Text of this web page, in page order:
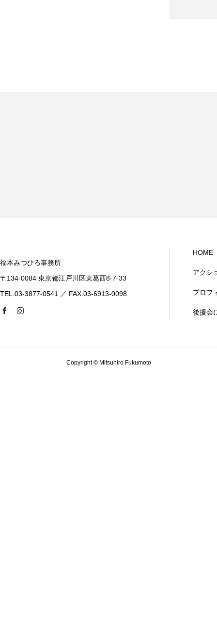
福本みつひろ事務所
〒134-0084 東京都江戸川区東葛西8-7-33
TEL.03-3877-0541 ／ FAX.03-6913-0098
HOME
アクシ
プロフ
後援会
Copyright © Mitsuhiro Fukumoto